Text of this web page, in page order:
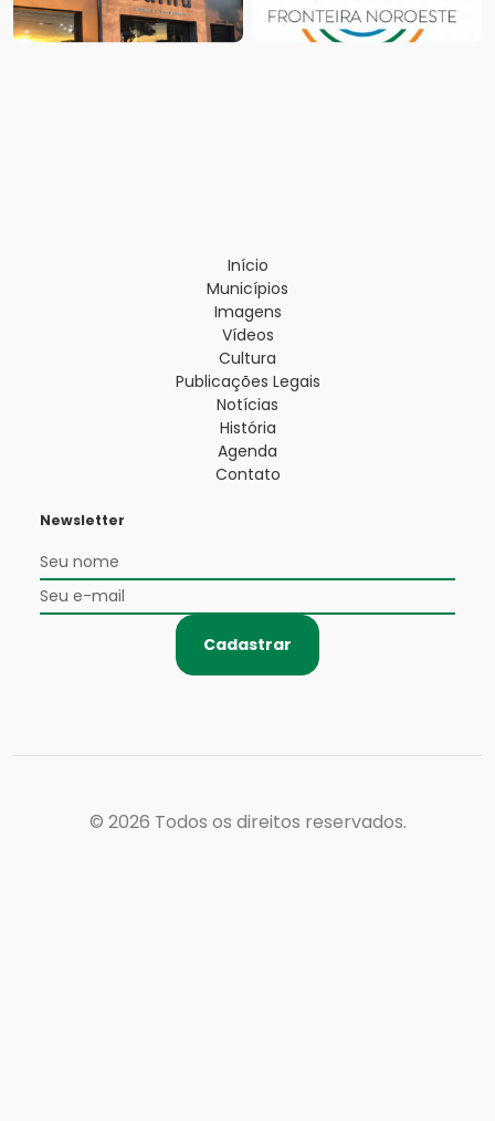
Início
Municípios
Imagens
Vídeos
Cultura
Publicações Legais
Notícias
História
Agenda
Contato
Newsletter
Cadastrar
© 2026 Todos os direitos reservados.